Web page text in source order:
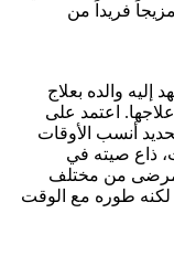
فريداً من
والده بعلاج
اعتمد على
أنسب الأوقات
ذاع صيته في
من مختلف
لكنه طوره مع الوقت